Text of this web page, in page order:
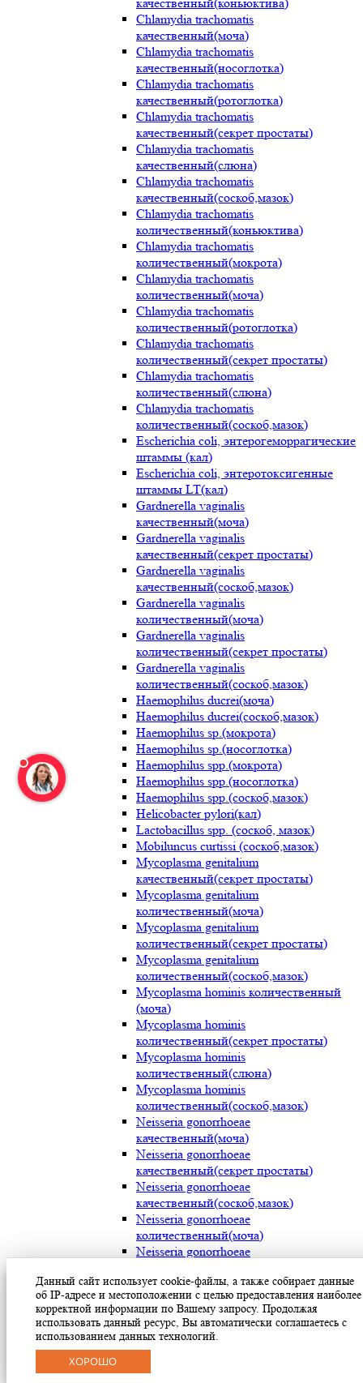
Chlamydia trachomatis
качественный(моча)
Chlamydia trachomatis
качественный(носоглотка)
Chlamydia trachomatis
качественный(ротоглотка)
Chlamydia trachomatis
качественный(секрет простаты)
Chlamydia trachomatis
качественный(слюна)
Chlamydia trachomatis
качественный(соскоб,мазок)
Chlamydia trachomatis
количественный(коньюктива)
Chlamydia trachomatis
количественный(мокрота)
Chlamydia trachomatis
количественный(моча)
Chlamydia trachomatis
количественный(ротоглотка)
Chlamydia trachomatis
количественный(секрет простаты)
Chlamydia trachomatis
количественный(слюна)
Chlamydia trachomatis
количественный(соскоб,мазок)
Escherichia coli, энтерогеморрагические
штаммы (кал)
Escherichia coli, энтеротоксигенные
штаммы LT(кал)
Gardnerella vaginalis
качественный(моча)
Gardnerella vaginalis
качественный(секрет простаты)
Gardnerella vaginalis
качественный(соскоб,мазок)
Gardnerella vaginalis
количественный(моча)
Gardnerella vaginalis
количественный(секрет простаты)
Gardnerella vaginalis
количественный(соскоб,мазок)
Haemophilus ducrei(моча)
Haemophilus ducrei(соскоб,мазок)
Haemophilus sp.(мокрота)
Haemophilus sp.(носоглотка)
Haemophilus spp.(мокрота)
Haemophilus spp.(носоглотка)
Haemophilus spp.(соскоб,мазок)
Helicobacter pylori(кал)
Lactobacillus spp. (соскоб, мазок)
Mobiluncus curtissi (соскоб,мазок)
Mycoplasma genitalium
качественный(секрет простаты)
Mycoplasma genitalium
количественный(моча)
Mycoplasma genitalium
количественный(секрет простаты)
Mycoplasma genitalium
количественный(соскоб,мазок)
Mycoplasma hominis количественный
(моча)
Mycoplasma hominis
количественный(секрет простаты)
Mycoplasma hominis
количественный(слюна)
Mycoplasma hominis
количественный(соскоб,мазок)
Neisseria gonorrhoeae
качественный(моча)
Neisseria gonorrhoeae
качественный(секрет простаты)
Neisseria gonorrhoeae
качественный(соскоб,мазок)
Neisseria gonorrhoeae
количественный(моча)
Neisseria gonorrhoeae
Neisseria gonorrhoeae
количественный(соскоб,мазок)
Streptococcus pyogenes (мокрота)
Streptococcus pyogenes (носоглотка)
Streptococcus pyogenes(мазок с раневой
Данный сайт использует cookie-файлы, а также собирает данные
об IP-адресе и местоположении с целью предоставления наиболее
корректной информации по Вашему запросу. Продолжая
использовать данный ресурс, Вы автоматически соглашаетесь с
использованием данных технологий.
ХОРОШО